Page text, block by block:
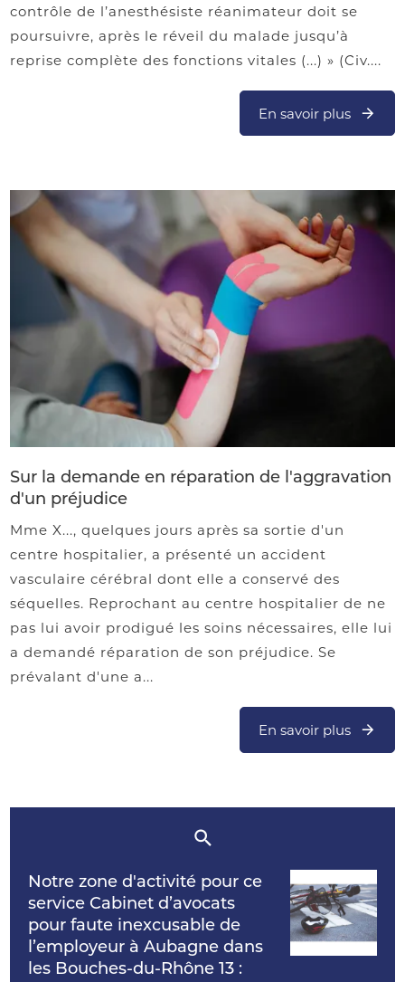
contrôle de l’anesthésiste réanimateur doit se
poursuivre, après le réveil du malade jusqu’à
reprise complète des fonctions vitales (...) » (Civ....
En savoir plus
Sur la demande en réparation de l'aggravation
d'un préjudice
Mme X..., quelques jours après sa sortie d'un
centre hospitalier, a présenté un accident
vasculaire cérébral dont elle a conservé des
séquelles. Reprochant au centre hospitalier de ne
pas lui avoir prodigué les soins nécessaires, elle lui
a demandé réparation de son préjudice. Se
prévalant d'une a...
En savoir plus
Notre zone d'activité pour ce
service Cabinet d’avocats
pour faute inexcusable de
l’employeur à Aubagne dans
les Bouches-du-Rhône 13 :